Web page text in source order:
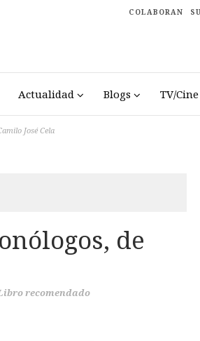
COLABORAN
Actualidad Blogs TV/Cine
José Cela
de
recomendado